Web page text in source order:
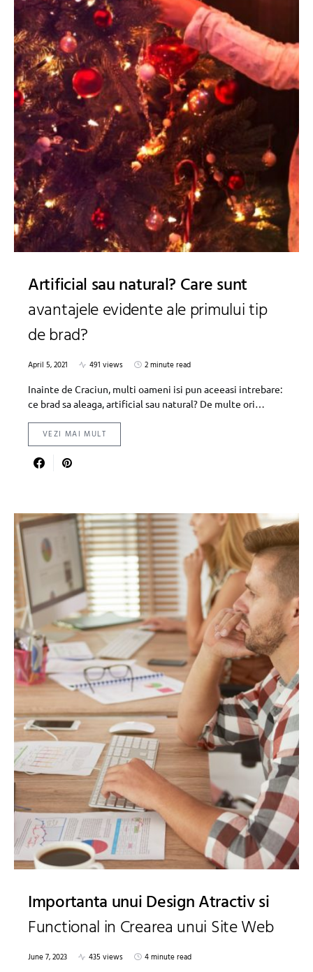
Artificial sau natural? Care sunt
avantajele evidente ale primului tip
de brad?
April 5, 2021 491 views
2 minute read
Inainte de Craciun, multi oameni isi pun aceeasi intrebare:
ce brad sa aleaga, artificial sau natural? De multe ori…
VEZI MAI MULT
Importanta unui Design Atractiv si
Functional in Crearea unui Site Web
June 7, 2023 435 views 4 minute read